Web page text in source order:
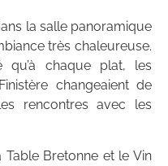
la salle panoramique
très chaleureuse.
qu’à chaque plat, les
changeaient de
rencontres avec les
Bretonne et le Vin